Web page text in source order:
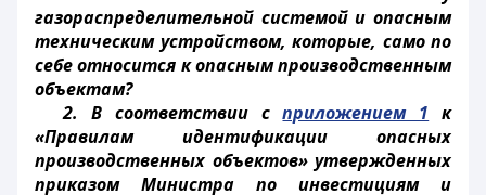
газораспределительной системой и опасным
техническим устройством, которые, само по
себе относится к опасным производственным
объектам?
2. В соответствии сприложением 1 к
«Правилам идентификации опасных
производственных объектов» утвержденных
приказом Министра по инвестициям и